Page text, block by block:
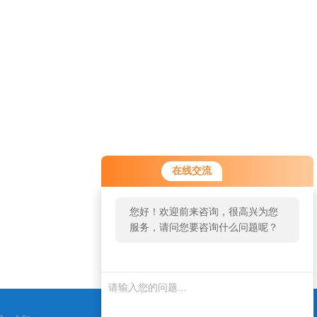
在线交流
您好！欢迎前来咨询，很高兴为您
服务，请问您要咨询什么问题呢？
您好，看您停留很久了，是否找到
了需求产品，您可以直接在线与我